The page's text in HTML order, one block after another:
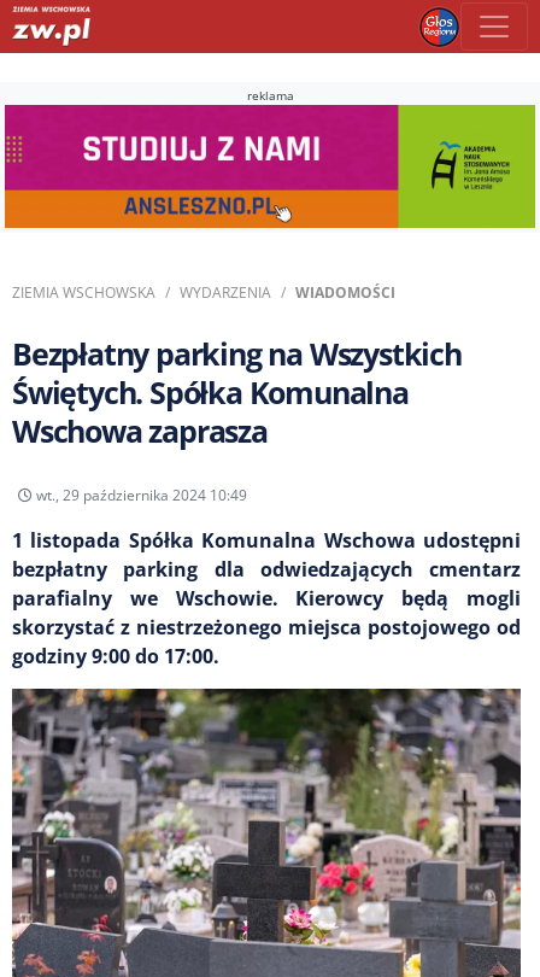
reklama
ZIEMIA WSCHOWSKA WYDARZENIA WIADOMOŚCI
Bezpłatny parking na Wszystkich
Świętych. Spółka Komunalna
Wschowa zaprasza
wt., 29 października 2024 10:49
1 listopada Spółka Komunalna Wschowa udostępni
bezpłatny parking dla odwiedzających cmentarz
parafialny we Wschowie. Kierowcy będą mogli
skorzystać z niestrzeżonego miejsca postojowego od
godziny 9:00 do 17:00.